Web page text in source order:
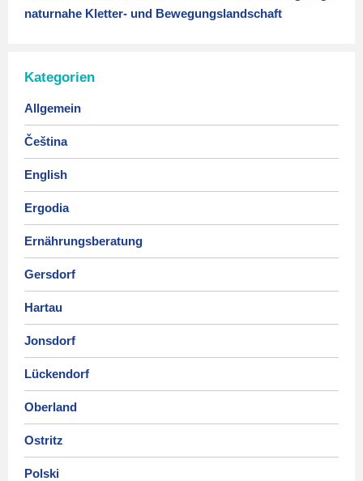
naturnahe Kletter- und Bewegungslandschaft
Kategorien
Allgemein
Čeština
English
Ergodia
Ernährungsberatung
Gersdorf
Hartau
Jonsdorf
Lückendorf
Oberland
Ostritz
Polski